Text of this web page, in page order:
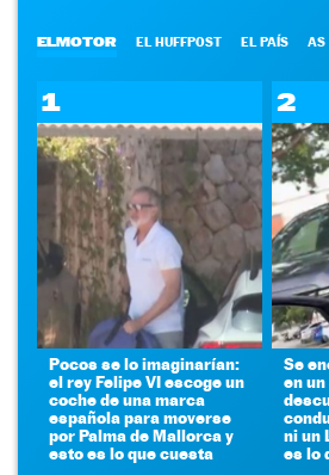
ELMOTOR EL HUFFPOST EL PAÍS AS
1
Pocos se lo imaginarían:
el rey Felipe VI escoge un
coche de una marca
española para moverse
por Palma de Mallorca y
esto es lo que cuesta
2
Se
en
ni un
es lo